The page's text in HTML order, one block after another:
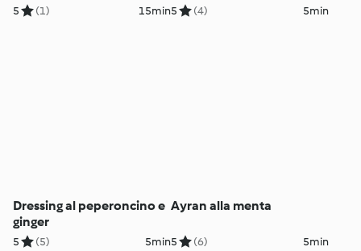
5 (1) 15min5 (4) 5min
Dressing al peperoncino e
ginger
5 (5) 5min
Ayran alla menta
5 (6) 5min